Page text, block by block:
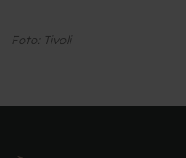
Foto: Tivoli